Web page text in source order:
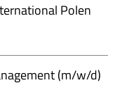
Polen
(m/w/d)